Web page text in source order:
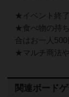
★イベント終
★食べ物の持
合はお一人
★マルチ商法
関連ボード